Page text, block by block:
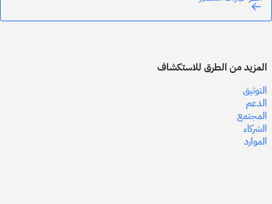
المزيد من الطرق للاستكشاف
التوثيق
الدعم
المجتمع
الشركاء
الموارد